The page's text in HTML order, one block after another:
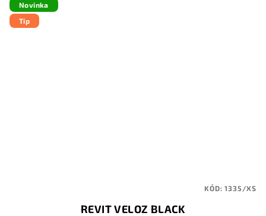
Novinka
Tip
REVIT VELOZ BLACK
KÓD:1335/XS